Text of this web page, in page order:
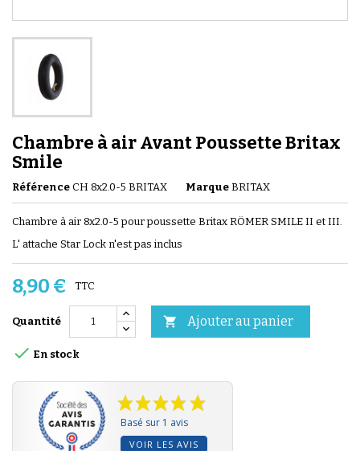
Chambre à air Avant Poussette Britax
Smile
Référence CH 8x2.0-5 BRITAX Marque BRITAX
Chambre à air 8x2.0-5 pour poussette Britax RÖMER SMILE II et III.
L' attache Star Lock n'est pas inclus
8,90 € TTC
Quantité  Ajouter au panier
 En stock
Basé sur 1 avis
VOIR LES AVIS